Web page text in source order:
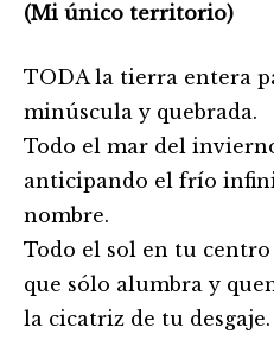
(Mi único territorio)
TODA la tierra entera
minúscula y quebrada.
Todo el mar del
anticipando el frío
nombre.
Todo el sol en tu
que sólo alumbra y
la cicatriz de tu desgaje.